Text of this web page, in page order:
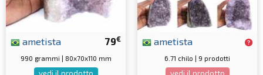
79€
ametista
990 grammi | 80x70x110 mm
ametista
6.71 chilo | 9 prodotti